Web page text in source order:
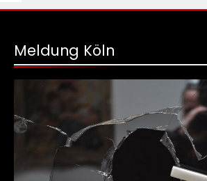
Meldung Köln